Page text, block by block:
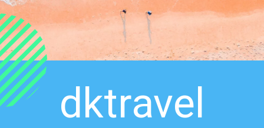
dktravel